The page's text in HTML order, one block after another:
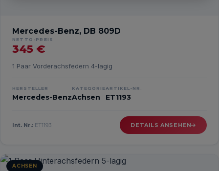
Mercedes-Benz, DB 809D
NETTO-PREIS
345 €
1 Paar Vorderachsfedern 4-lagig
HERSTELLER
Mercedes-Benz
KATEGORIE
Achsen
ARTIKEL-NR.
ET1193
Int. Nr.: ET1193 DETAILS ANSEHEN
ACHSEN